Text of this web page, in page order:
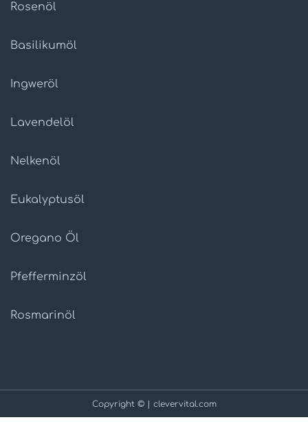
Rosenöl
Basilikumöl
Ingweröl
Lavendelöl
Nelkenöl
Eukalyptusöl
Oregano Öl
Pfefferminzöl
Rosmarinöl
Copyright © | clevervital.com